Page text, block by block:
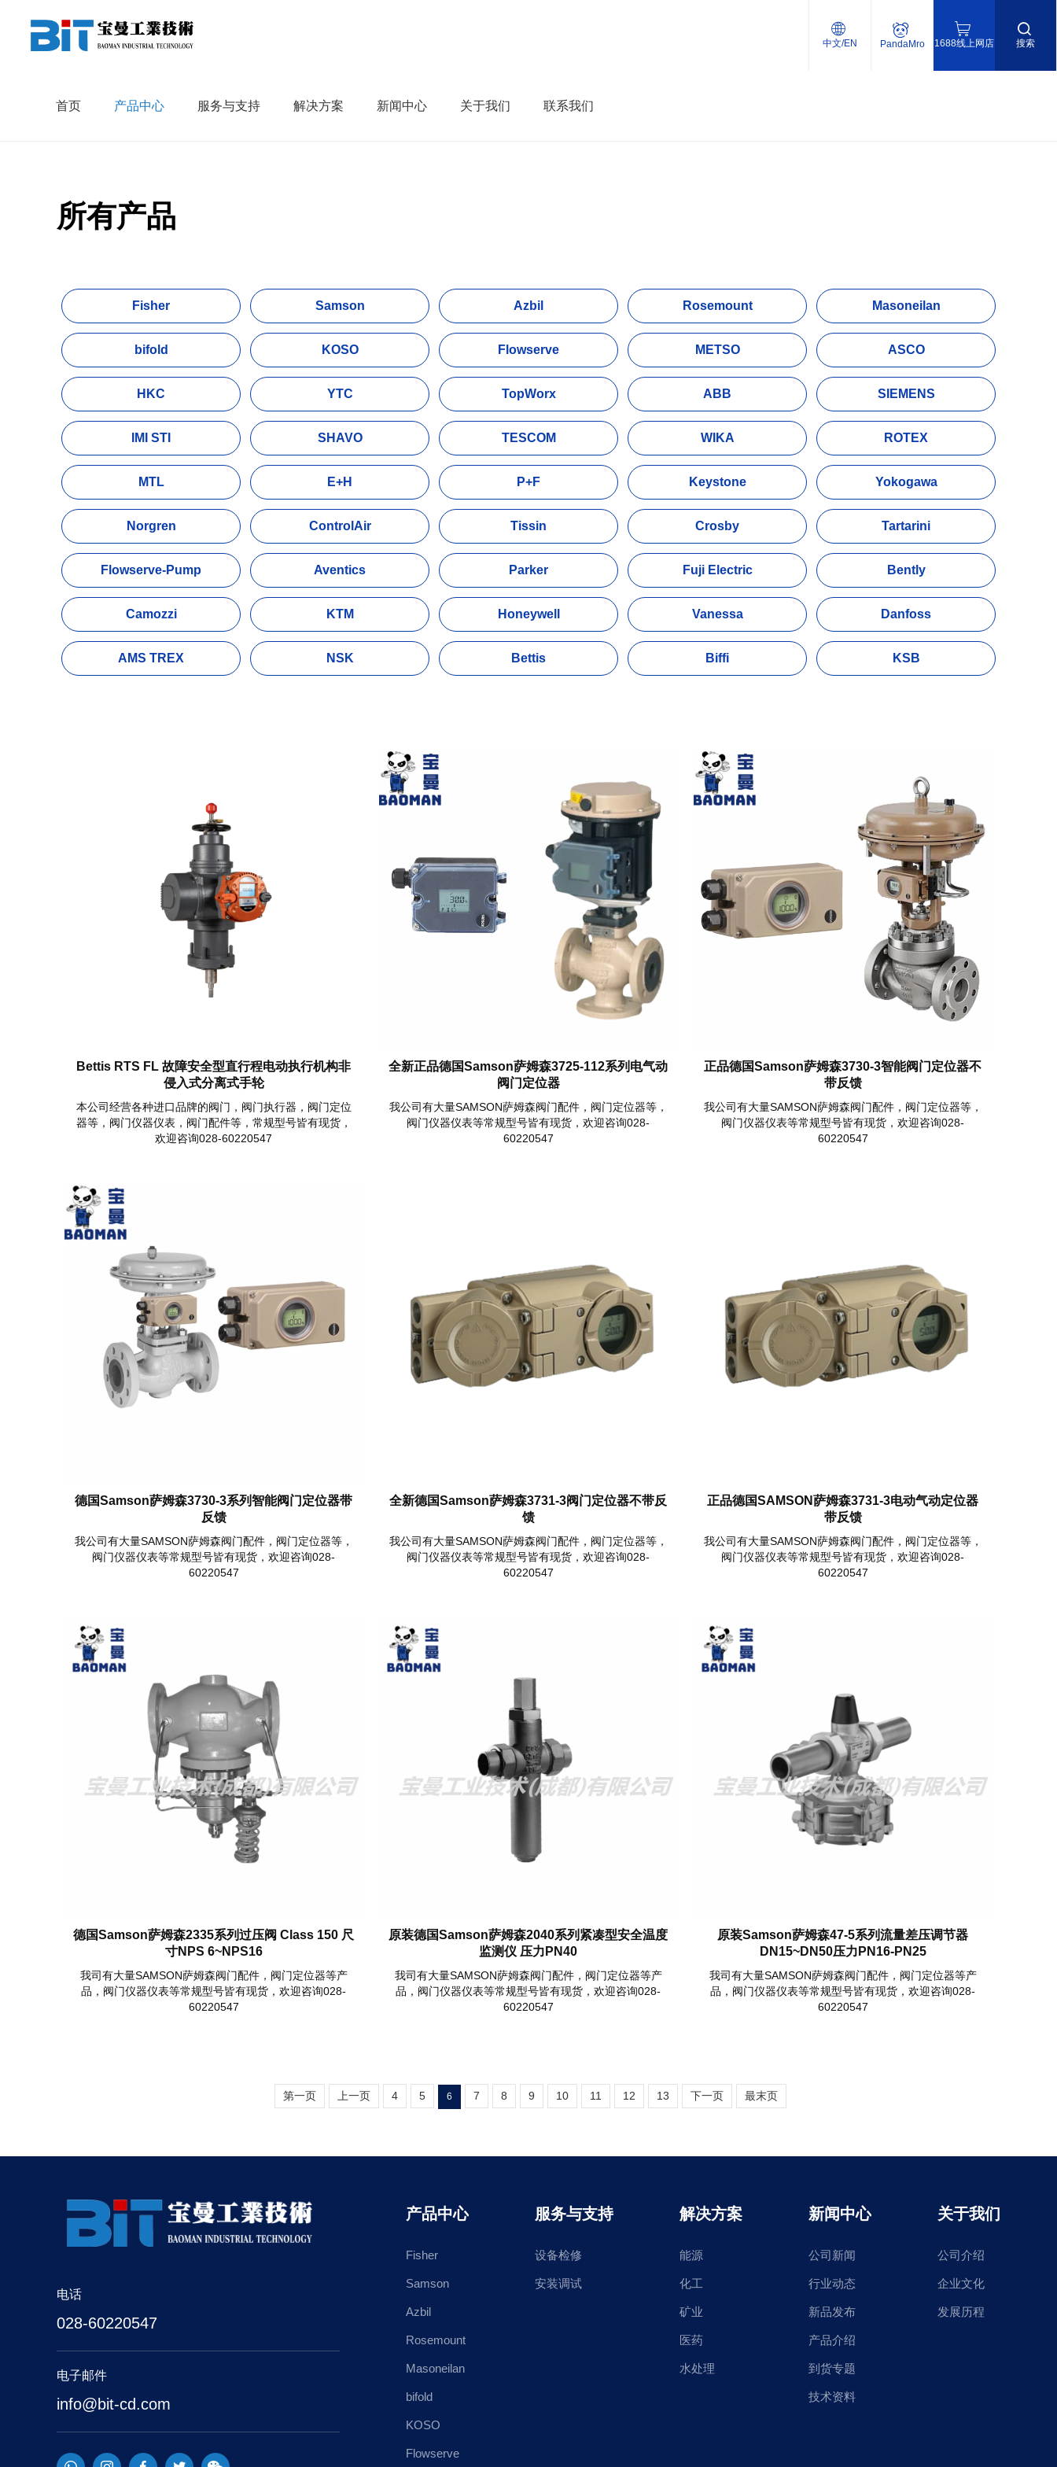
中文/EN PandaMro 1688线上网店 搜索
首页 产品中心 服务与支持 解决方案 新闻中心 关于我们 联系我们
首页 产品中心
所有产品
Fisher Samson Azbil Rosemount Masoneilan
bifold KOSO Flowserve METSO ASCO
HKC YTC TopWorx ABB SIEMENS
IMI STI SHAVO TESCOM WIKA ROTEX
MTL E+H P+F Keystone Yokogawa
Norgren ControlAir Tissin Crosby Tartarini
Flowserve-Pump Aventics Parker Fuji Electric Bently
Camozzi KTM Honeywell Vanessa Danfoss
AMS TREX NSK Bettis Biffi KSB
Bettis RTS FL 故障安全型直行程电动执行机构非
侵入式分离式手轮
本公司经营各种进口品牌的阀门，阀门执行器，阀门定位
器等，阀门仪器仪表，阀门配件等，常规型号皆有现货，
欢迎咨询028-60220547
全新正品德国Samson萨姆森3725-112系列电气动
阀门定位器
我公司有大量SAMSON萨姆森阀门配件，阀门定位器等，
阀门仪器仪表等常规型号皆有现货，欢迎咨询028-
60220547
正品德国Samson萨姆森3730-3智能阀门定位器不
带反馈
我公司有大量SAMSON萨姆森阀门配件，阀门定位器等，
阀门仪器仪表等常规型号皆有现货，欢迎咨询028-
60220547
德国Samson萨姆森3730-3系列智能阀门定位器带
反馈
我公司有大量SAMSON萨姆森阀门配件，阀门定位器等，
阀门仪器仪表等常规型号皆有现货，欢迎咨询028-
60220547
全新德国Samson萨姆森3731-3阀门定位器不带反
馈
我公司有大量SAMSON萨姆森阀门配件，阀门定位器等，
阀门仪器仪表等常规型号皆有现货，欢迎咨询028-
60220547
正品德国SAMSON萨姆森3731-3电动气动定位器
带反馈
我公司有大量SAMSON萨姆森阀门配件，阀门定位器等，
阀门仪器仪表等常规型号皆有现货，欢迎咨询028-
60220547
德国Samson萨姆森2335系列过压阀 Class 150 尺
寸NPS 6~NPS16
我司有大量SAMSON萨姆森阀门配件，阀门定位器等产
品，阀门仪器仪表等常规型号皆有现货，欢迎咨询028-
60220547
原装德国Samson萨姆森2040系列紧凑型安全温度
监测仪 压力PN40
我司有大量SAMSON萨姆森阀门配件，阀门定位器等产
品，阀门仪器仪表等常规型号皆有现货，欢迎咨询028-
60220547
原装Samson萨姆森47-5系列流量差压调节器
DN15~DN50压力PN16-PN25
我司有大量SAMSON萨姆森阀门配件，阀门定位器等产
品，阀门仪器仪表等常规型号皆有现货，欢迎咨询028-
60220547
第一页 上一页 4 5 6 7 8 9 10 11 12 13 下一页 最末页
电话
028-60220547
电子邮件
info@bit-cd.com
产品中心
Fisher
Samson
Azbil
Rosemount
Masoneilan
bifold
KOSO
Flowserve
服务与支持
设备检修
安装调试
解决方案
能源
化工
矿业
医药
水处理
新闻中心
公司新闻
行业动态
新品发布
产品介绍
到货专题
技术资料
关于我们
公司介绍
企业文化
发展历程